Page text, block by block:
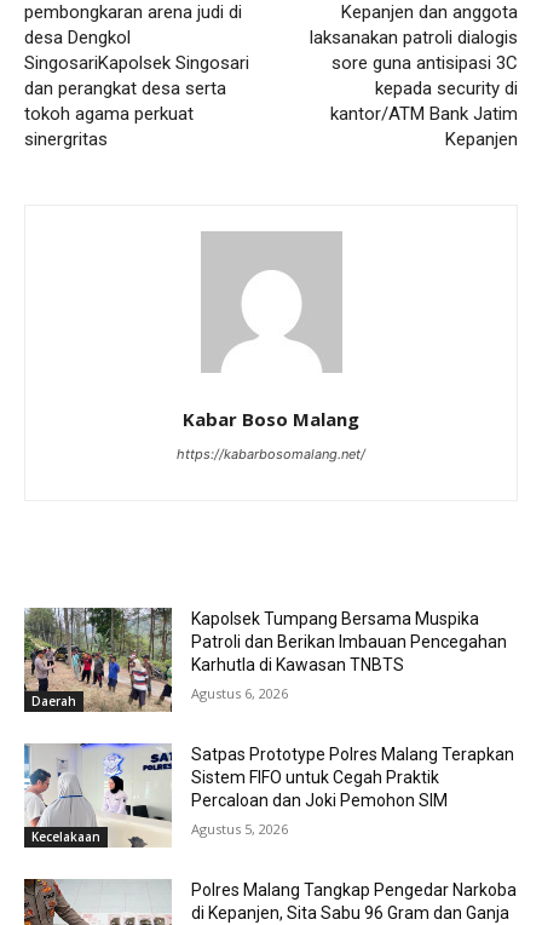
pembongkaran arena judi di
desa Dengkol
SingosariKapolsek Singosari
dan perangkat desa serta
tokoh agama perkuat
sinergritas
Kepanjen dan anggota
laksanakan patroli dialogis
sore guna antisipasi 3C
kepada security di
kantor/ATM Bank Jatim
Kepanjen
Kabar Boso Malang
https://kabarbosomalang.net/
Daerah
Kapolsek Tumpang Bersama Muspika
Patroli dan Berikan Imbauan Pencegahan
Karhutla di Kawasan TNBTS
Agustus 6, 2026
Kecelakaan
Satpas Prototype Polres Malang Terapkan
Sistem FIFO untuk Cegah Praktik
Percaloan dan Joki Pemohon SIM
Agustus 5, 2026
Polres Malang Tangkap Pengedar Narkoba
di Kepanjen, Sita Sabu 96 Gram dan Ganja